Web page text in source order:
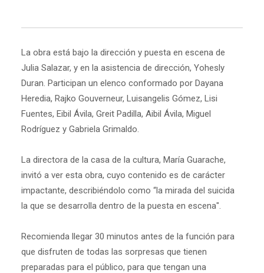
La obra está bajo la dirección y puesta en escena de
Julia Salazar, y en la asistencia de dirección, Yohesly
Duran. Participan un elenco conformado por Dayana
Heredia, Rajko Gouverneur, Luisangelis Gómez, Lisi
Fuentes, Eibil Ávila, Greit Padilla, Aibil Ávila, Miguel
Rodríguez y Gabriela Grimaldo.
La directora de la casa de la cultura, María Guarache,
invitó a ver esta obra, cuyo contenido es de carácter
impactante, describiéndolo como “la mirada del suicida
la que se desarrolla dentro de la puesta en escena".
Recomienda llegar 30 minutos antes de la función para
que disfruten de todas las sorpresas que tienen
preparadas para el público, para que tengan una